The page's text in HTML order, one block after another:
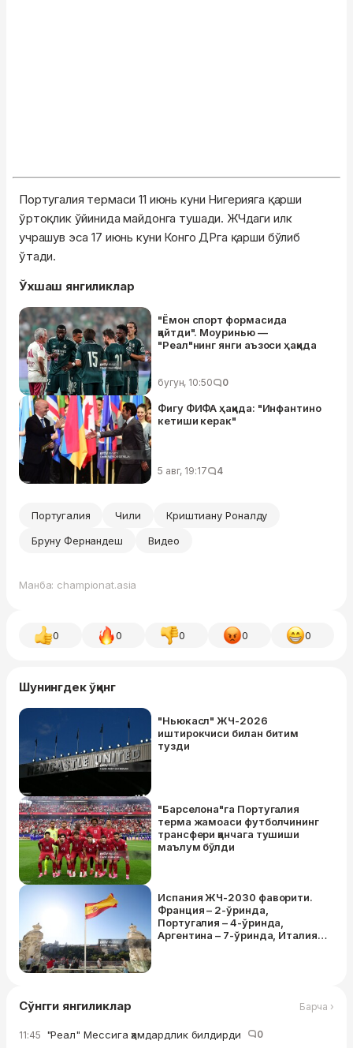
Португалия термаси 11 июнь куни Нигерияга қарши
ўртоқлик ўйинида майдонга тушади. ЖЧдаги илк
учрашув эса 17 июнь куни Конго ДРга қарши бўлиб
ўтади.
Ўхшаш янгиликлар
"Ёмон спорт формасида
қайтди". Моуринью —
"Реал"нинг янги аъзоси ҳақида
бугун, 10:50 0
Фигу ФИФА ҳақида: "Инфантино
кетиши керак"
5 авг, 19:17 4
Португалия Чили
Криштиану Роналду
Бруну Фернандеш
Видео
Манба: championat.asia
0 0 0 0 0
Шунингдек ўқинг
"Ньюкасл" ЖЧ-2026
иштирокчиси билан битим
тузди
"Барселона"га Португалия
терма жамоаси футболчининг
трансфери қанчага тушиши
маълум бўлди
Испания ЖЧ-2030 фаворити.
Франция – 2-ўринда,
Португалия – 4-ўринда,
Аргентина – 7-ўринда, Италия –
Сўнгги янгиликлар Барча ›
11:45 "Реал" Мессига ҳамдардлик билдирди 0